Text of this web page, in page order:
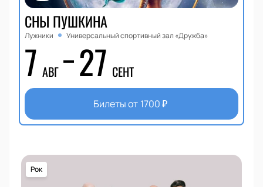
СНЫ ПУШКИНА
Лужники Универсальный спортивный зал «Дружба»
7 АВГ 27 СЕНТ
Билеты от 1700₽
Рок